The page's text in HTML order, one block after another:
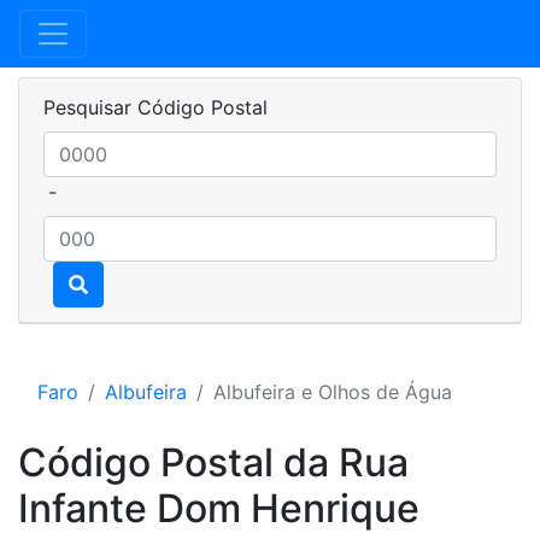
Pesquisar Código Postal
-
Faro Albufeira Albufeira e Olhos de Água
Código Postal da Rua
Infante Dom Henrique